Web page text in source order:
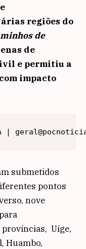
regiões do
de
de
e permitiu a
impacto
|
submetidos
pontos
nove
Uíge,
Huambo,